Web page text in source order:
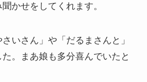
かせをしてくれます。
いさん」や「だるまさんと」
。まあ娘も多分喜んでいたと